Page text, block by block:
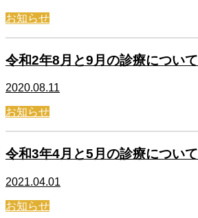
お知らせ
令和2年8月と9月の診療について
2020.08.11
お知らせ
令和3年4月と5月の診療について
2021.04.01
お知らせ